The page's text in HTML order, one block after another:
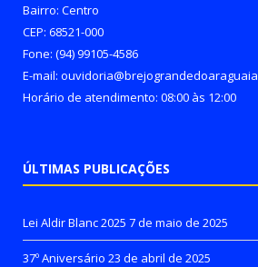
Bairro: Centro
CEP: 68521-000
Fone: (94) 99105-4586
E-mail:
Horário de atendimento: 08:00 às 12:00
ÚLTIMAS PUBLICAÇÕES
Lei Aldir Blanc 2025 7 de maio de 2025
37º Aniversário 23 de abril de 2025